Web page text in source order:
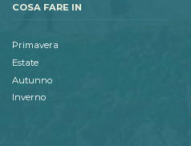
COSA FARE IN
Primavera
Estate
Autunno
Inverno